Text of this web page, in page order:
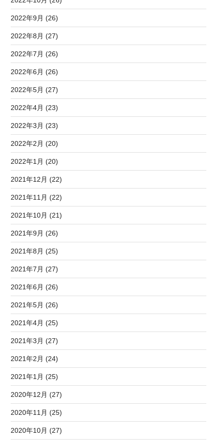
2022年9月 (26)
2022年8月 (27)
2022年7月 (26)
2022年6月 (26)
2022年5月 (27)
2022年4月 (23)
2022年3月 (23)
2022年2月 (20)
2022年1月 (20)
2021年12月 (22)
2021年11月 (22)
2021年10月 (21)
2021年9月 (26)
2021年8月 (25)
2021年7月 (27)
2021年6月 (26)
2021年5月 (26)
2021年4月 (25)
2021年3月 (27)
2021年2月 (24)
2021年1月 (25)
2020年12月 (27)
2020年11月 (25)
2020年10月 (27)